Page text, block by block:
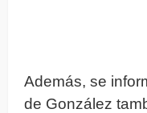
Además, se
de González